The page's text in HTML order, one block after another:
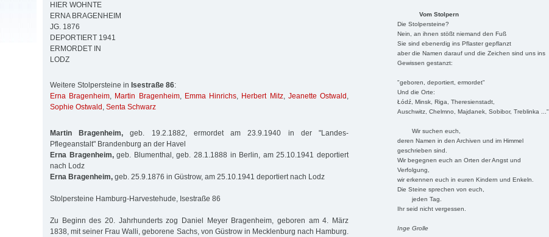
Vom Stolpern
Die Stolpersteine?
Nein, an ihnen stößt niemand den Fuß
Sie sind ebenerdig ins Pflaster gepflanzt
aber die Namen darauf und die Zeichen sind uns ins
Gewissen gestanzt:
"geboren, deportiert, ermordet"
Und die Orte:
Łódź, Minsk, Riga, Theresienstadt,
Auschwitz, Chelmno, Majdanek, Sobibor, Treblinka ..."
Wir suchen euch,
deren Namen in den Archiven und im Himmel
geschrieben sind.
Wir begegnen euch an Orten der Angst und
Verfolgung,
wir erkennen euch in euren Kindern und Enkeln.
Die Steine sprechen von euch,
jeden Tag.
Ihr seid nicht vergessen.
Inge Grolle
HIER WOHNTE
ERNA BRAGENHEIM
JG. 1876
DEPORTIERT 1941
ERMORDET IN
LODZ
Weitere Stolpersteine in Isestraße 86:
Erna Bragenheim, Martin Bragenheim, Emma Hinrichs, Herbert Mitz, Jeanette Ostwald ,
Sophie Ostwald , Senta Schwarz
Martin Bragenheim, geb. 19.2.1882, ermordet am 23.9.1940 in der "Landes-
Pflegeanstalt" Brandenburg an der Havel
Erna Bragenheim,geb. Blumenthal, geb. 28.1.1888 in Berlin, am 25.10.1941 deportiert
nach Lodz
Erna Bragenheim, geb. 25.9.1876 in Güstrow, am 25.10.1941 deportiert nach Lodz
Stolpersteine Hamburg-Harvestehude, Isestraße 86
Zu Beginn des 20. Jahrhunderts zog Daniel Meyer Bragenheim, geboren am 4. März
1838, mit seiner Frau Walli, geborene Sachs, von Güstrow in Mecklenburg nach Hamburg.